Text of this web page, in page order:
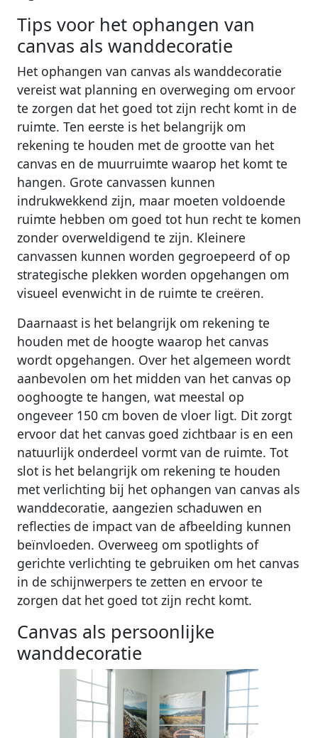
Tips voor het ophangen van
canvas als wanddecoratie
Het ophangen van canvas als wanddecoratie
vereist wat planning en overweging om ervoor
te zorgen dat het goed tot zijn recht komt in de
ruimte. Ten eerste is het belangrijk om
rekening te houden met de grootte van het
canvas en de muurruimte waarop het komt te
hangen. Grote canvassen kunnen
indrukwekkend zijn, maar moeten voldoende
ruimte hebben om goed tot hun recht te komen
zonder overweldigend te zijn. Kleinere
canvassen kunnen worden gegroepeerd of op
strategische plekken worden opgehangen om
visueel evenwicht in de ruimte te creëren.
Daarnaast is het belangrijk om rekening te
houden met de hoogte waarop het canvas
wordt opgehangen. Over het algemeen wordt
aanbevolen om het midden van het canvas op
ooghoogte te hangen, wat meestal op
ongeveer 150 cm boven de vloer ligt. Dit zorgt
ervoor dat het canvas goed zichtbaar is en een
natuurlijk onderdeel vormt van de ruimte. Tot
slot is het belangrijk om rekening te houden
met verlichting bij het ophangen van canvas als
wanddecoratie, aangezien schaduwen en
reflecties de impact van de afbeelding kunnen
beïnvloeden. Overweeg om spotlights of
gerichte verlichting te gebruiken om het canvas
in de schijnwerpers te zetten en ervoor te
zorgen dat het goed tot zijn recht komt.
Canvas als persoonlijke
wanddecoratie